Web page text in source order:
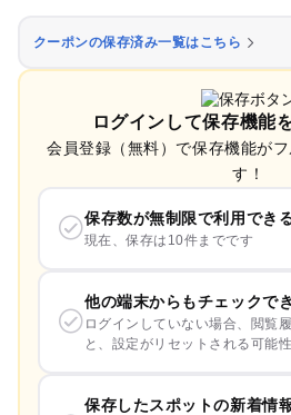
クーポンの保存済み一覧はこちら
ログインして保存機能
会員登録（無料）で保存機能が
す！
保存数が無制限で利用でき
現在、保存は10件までです
他の端末からもチェックで
ログインしていない場合、閲覧
と、設定がリセットされる可能
保存したスポットの新着情